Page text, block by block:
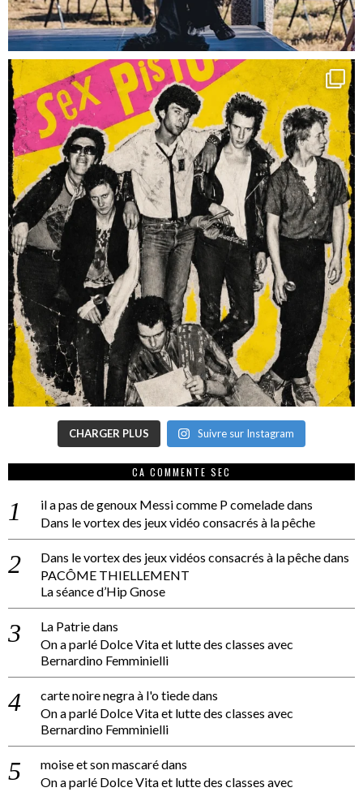
CHARGER PLUS Suivre sur Instagram
CA COMMENTE SEC
il a pas de genoux Messi comme P comeladedans
Dans le vortex des jeux vidéo consacrés à la pêche
Dans le vortex des jeux vidéos consacrés à la pêchedans
PACÔME THIELLEMENT
La séance d’Hip Gnose
La Patriedans
On a parlé Dolce Vita et lutte des classes avec
Bernardino Femminielli
carte noire negra à l'o tiededans
On a parlé Dolce Vita et lutte des classes avec
Bernardino Femminielli
moise et son mascarédans
On a parlé Dolce Vita et lutte des classes avec